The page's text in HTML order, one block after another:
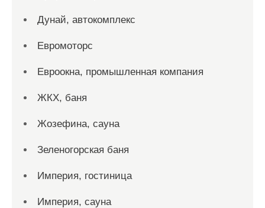
Дунай, автокомплекс
Евромоторс
Евроокна, промышленная компания
ЖКХ, баня
Жозефина, сауна
Зеленогорская баня
Империя, гостиница
Империя, сауна